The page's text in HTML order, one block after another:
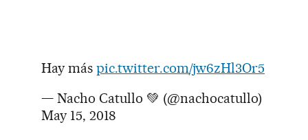
Hay más pic.twitter.com/jw6zHl3Or5
— Nacho Catullo 💚 (@nachocatullo)
May 15, 2018